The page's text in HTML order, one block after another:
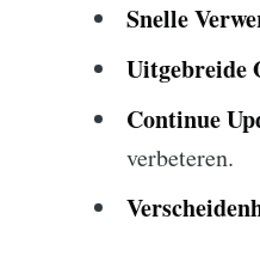
Snelle
Uitgebreide
Continue
verbeteren.